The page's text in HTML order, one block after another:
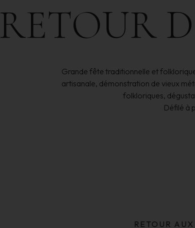
RETOUR
Grande fête traditionnelle et
artisanale, démonstration de vieux
folkloriques,
Défilé à
RETOUR